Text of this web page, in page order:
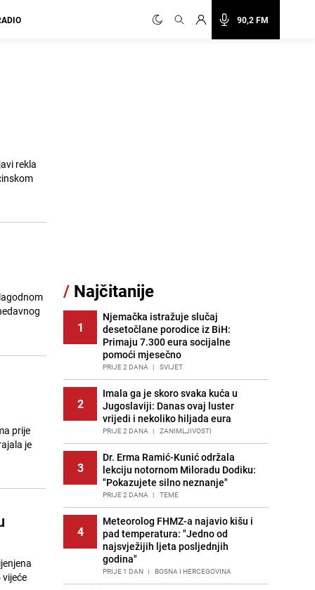
90,2 FM
rekla
prije
je
/ Najčitanije
1
Njemačka istražuje slučaj
desetočlane porodice iz BiH:
Primaju 7.300 eura socijalne
pomoći mjesečno
PRIJE 2 DANA | SVIJET
2
Imala ga je skoro svaka kuća u
Jugoslaviji: Danas ovaj luster
vrijedi i nekoliko hiljada eura
PRIJE 2 DANA | ZANIMLJIVOSTI
3
Dr. Erma Ramić-Kunić održala
lekciju notornom Miloradu Dodiku:
"Pokazujete silno neznanje"
PRIJE 2 DANA | TEME
4
Meteorolog FHMZ-a najavio kišu i
pad temperatura: "Jedno od
najsvježijih ljeta posljednjih
godina"
PRIJE 1 DAN | BOSNA I HERCEGOVINA